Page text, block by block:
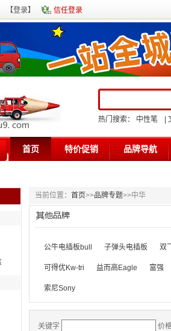
【登录】 信任登录
热门搜索： 中性笔
首页 特价促销 品牌导航
当前位置： 首页>>品牌专题>>中华
公牛电插板bull 子弹头电插板 双
可得优Kw-tri 益而高Eagle 富强
索尼Sony
关键字 价